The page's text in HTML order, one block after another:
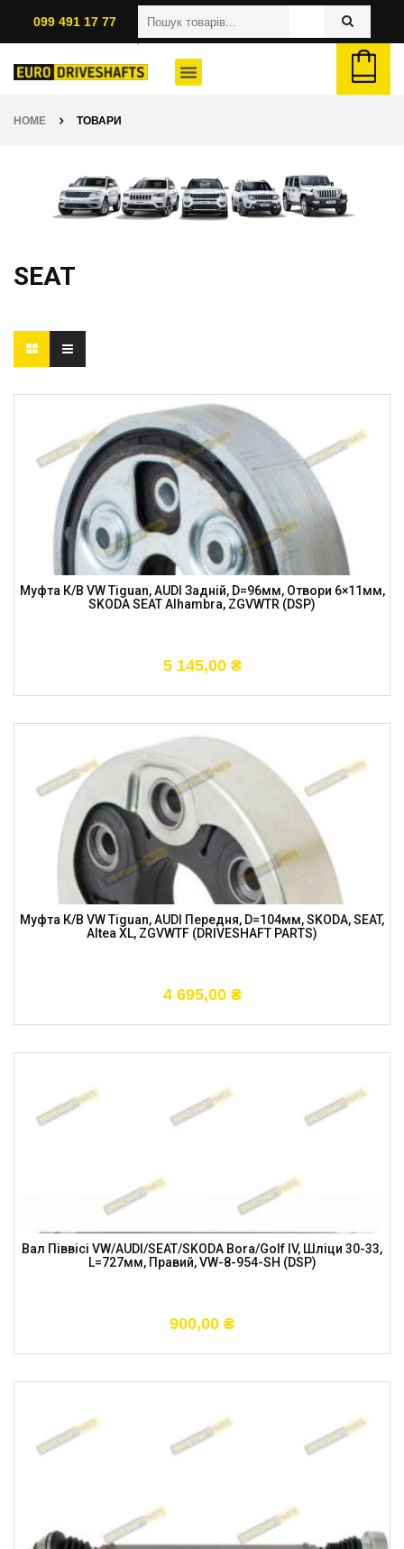
099 491 17 77
HOME ТОВАРИ
SEAT
Муфта К/в VW Tiguan, AUDI Задній, D=96мм, Отвори 6×11мм,
SKODA SEAT Alhambra, ZGVWTR (DSP)
5 145,00 ₴
Муфта К/в VW Tiguan, AUDI Передня, D=104мм, SKODA, SEAT,
Altea XL, ZGVWTF (DRIVESHAFT PARTS)
4 695,00 ₴
Вал Піввісі VW/AUDI/SEAT/SKODA Bora/Golf IV, Шліци 30-33,
L=727мм, Правий, VW-8-954-SH (DSP)
900,00 ₴